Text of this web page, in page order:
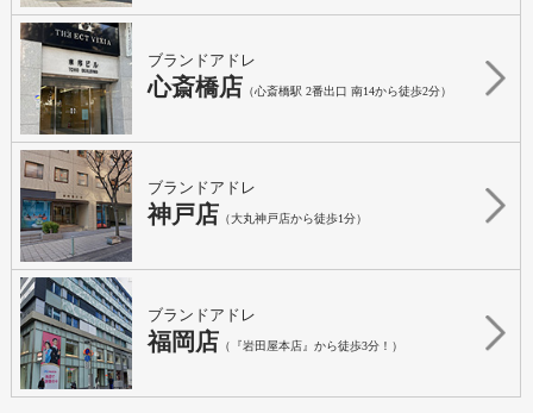
ブランドアドレ
心斎橋店 （心斎橋駅 2番出口 南14から徒歩2分）
ブランドアドレ
神戸店 （大丸神戸店から徒歩1分）
ブランドアドレ
福岡店 （『岩田屋本店』から徒歩3分！）